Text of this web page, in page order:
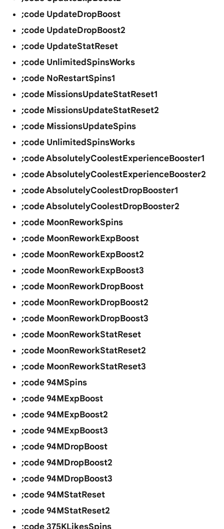
;code UpdateDropBoost
;code UpdateDropBoost2
;code UpdateStatReset
;code UnlimitedSpinsWorks
;code NoRestartSpins1
;code MissionsUpdateStatReset1
;code MissionsUpdateStatReset2
;code MissionsUpdateSpins
;code UnlimitedSpinsWorks
;code AbsolutelyCoolestExperienceBooster1
;code AbsolutelyCoolestExperienceBooster2
;code AbsolutelyCoolestDropBooster1
;code AbsolutelyCoolestDropBooster2
;code MoonReworkSpins
;code MoonReworkExpBoost
;code MoonReworkExpBoost2
;code MoonReworkExpBoost3
;code MoonReworkDropBoost
;code MoonReworkDropBoost2
;code MoonReworkDropBoost3
;code MoonReworkStatReset
;code MoonReworkStatReset2
;code MoonReworkStatReset3
;code 94MSpins
;code 94MExpBoost
;code 94MExpBoost2
;code 94MExpBoost3
;code 94MDropBoost
;code 94MDropBoost2
;code 94MDropBoost3
;code 94MStatReset
;code 94MStatReset2
;code 375KLikesSpins